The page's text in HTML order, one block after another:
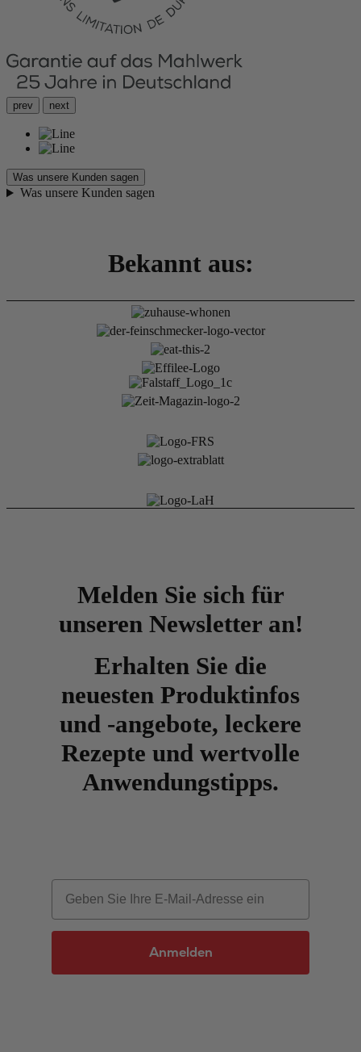
prev next
Was unsere Kunden sagen
Was unsere Kunden sagen
Bekannt aus:
Melden Sie sich für
unseren Newsletter an!
Erhalten Sie die
neuesten Produktinfos
und -angebote, leckere
Rezepte und wertvolle
Anwendungstipps.
Email
Anmelden